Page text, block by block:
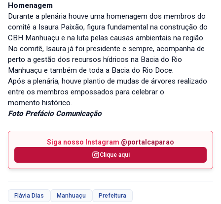
Homenagem
Durante a plenária houve uma homenagem dos membros do
comitê a Isaura Paixão, figura fundamental na construção do
CBH Manhuaçu e na luta pelas causas ambientais na região.
No comitê, Isaura já foi presidente e sempre, acompanha de
perto a gestão dos recursos hídricos na Bacia do Rio
Manhuaçu e também de toda a Bacia do Rio Doce.
Após a plenária, houve plantio de mudas de árvores realizado
entre os membros empossados para celebrar o
momento histórico.
Foto Prefácio Comunicação
Siga nosso Instagram @portalcaparao
Clique aqui
Flávia Dias Manhuaçu Prefeitura